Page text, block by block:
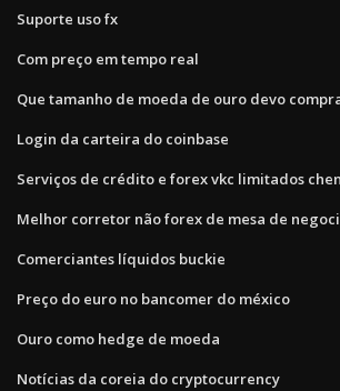
Suporte uso fx
Com preço em tempo real
Que tamanho de moeda de ouro devo
Login da carteira do coinbase
Serviços de crédito e forex vkc limitados
Melhor corretor não forex de mesa de
Comerciantes líquidos buckie
Preço do euro no bancomer do méxico
Ouro como hedge de moeda
Notícias da coreia do cryptocurrency